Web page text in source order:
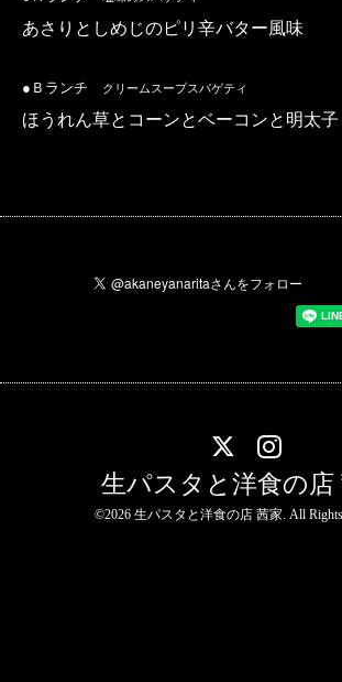
あさりとしめじのピリ辛バター風味
●Ｂランチ クリームスープスパゲティ
ほうれん草とコーンとベーコンと明太子
生パスタと洋食の店
©2026 生パスタと洋食の店 茜家. All